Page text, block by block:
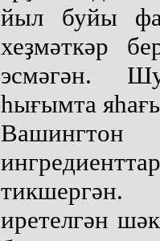
йыл буйы
хеҙмәткәр
эсмәгән.
һығымта
Вашингтон
иретелгән